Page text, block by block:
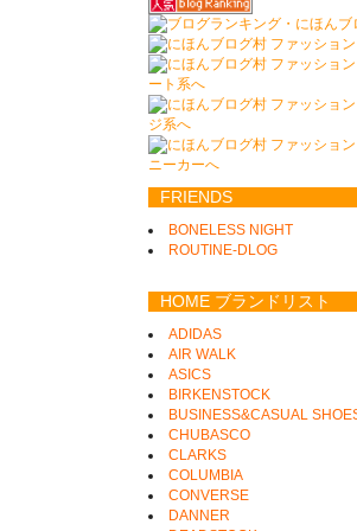
FRIENDS
BONELESS NIGHT
ROUTINE-DLOG
HOME ブランドリスト
ADIDAS
AIR WALK
ASICS
BIRKENSTOCK
BUSINESS&CASUAL
CHUBASCO
CLARKS
COLUMBIA
CONVERSE
DANNER